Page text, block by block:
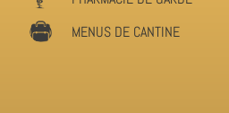
MENUS DE CANTINE